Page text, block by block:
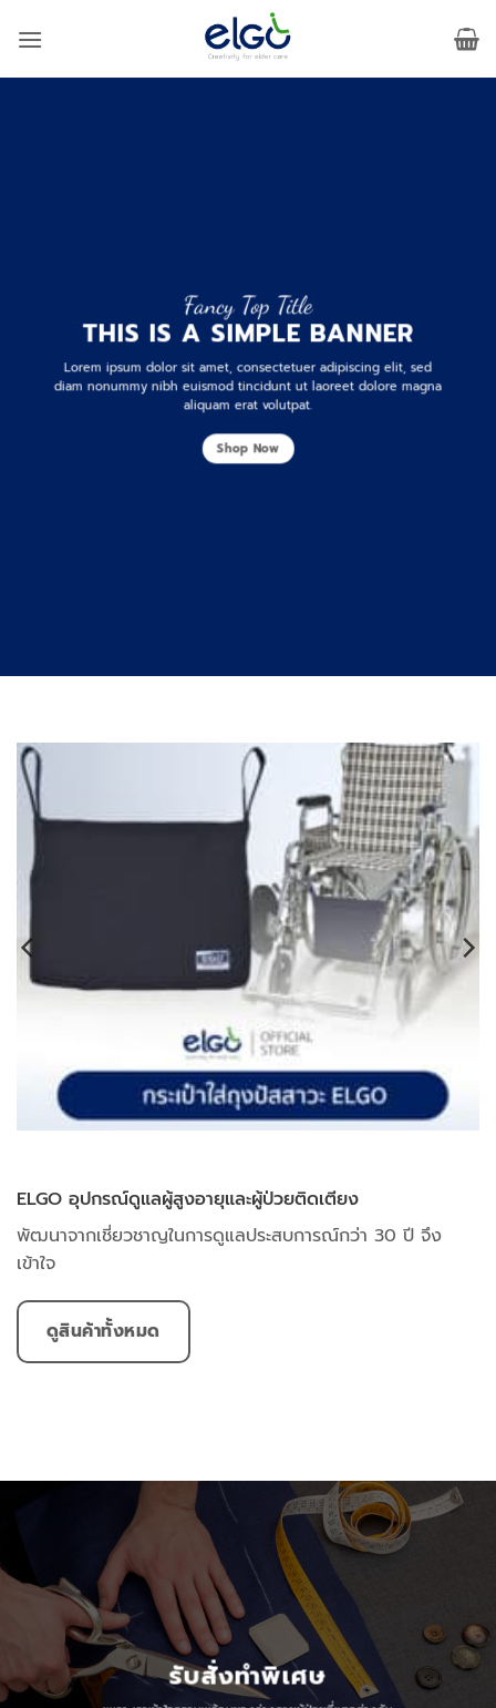
Fancy Top Title
THIS IS A SIMPLE BANNER
Lorem ipsum dolor sit amet, consectetuer adipiscing elit, sed
diam nonummy nibh euismod tincidunt ut laoreet dolore magna
aliquam erat volutpat.
Shop Now
ELGO อุปกรณ์ดูแลผู้สูงอายุและผู้ป่วยติดเตียง
พัฒนาจากเชี่ยวชาญในการดูแลประสบการณ์กว่า 30 ปี จึง
เข้าใจ
ดูสินค้าทั้งหมด
รับสั่งทำพิเศษ